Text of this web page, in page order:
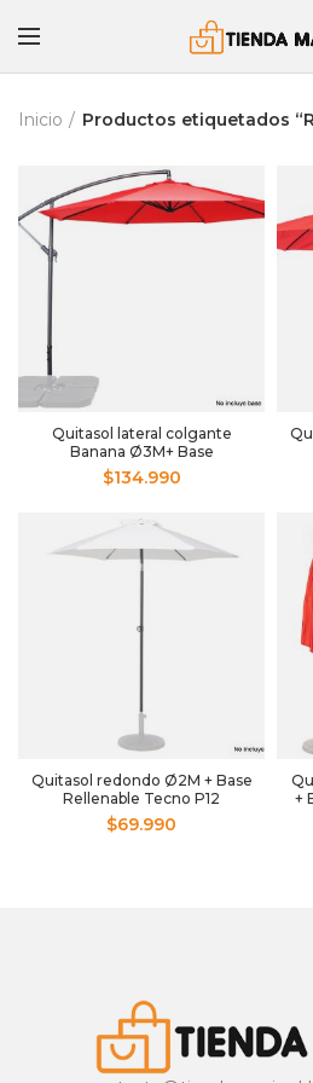
Inicio Productos etiquetados
Quitasol lateral colgante
Banana Ø3M+ Base
Rellenable Tecno P13
$134.990
Quitasol redondo Ø2M + Base
Rellenable Tecno P12
$69.990
+